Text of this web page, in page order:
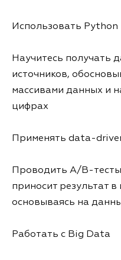
Использовать Python
Научитесь получать
источников,
массивами данных и
цифрах
Применять data-
Проводить A/B-
приносит результат
основываясь на
Работать с Big Data